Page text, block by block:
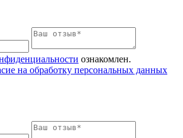
ознакомлен.
на обработку персональных данных